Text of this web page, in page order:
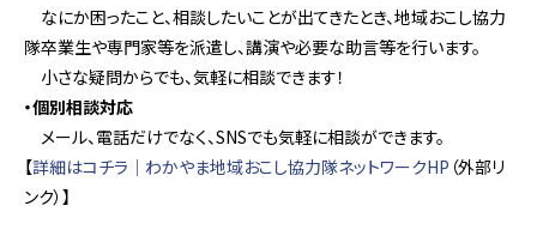
なにか困ったこと、相談したいことが出てきたとき、地域おこし協力
隊卒業生や専門家等を派遣し、講演や必要な助言等を行います。
小さな疑問からでも、気軽に相談できます！
・個別相談対応
メール、電話だけでなく、SNSでも気軽に相談ができます。
【詳細はコチラ│わかやま地域おこし協力隊ネットワークHP （外部リ
ンク）】